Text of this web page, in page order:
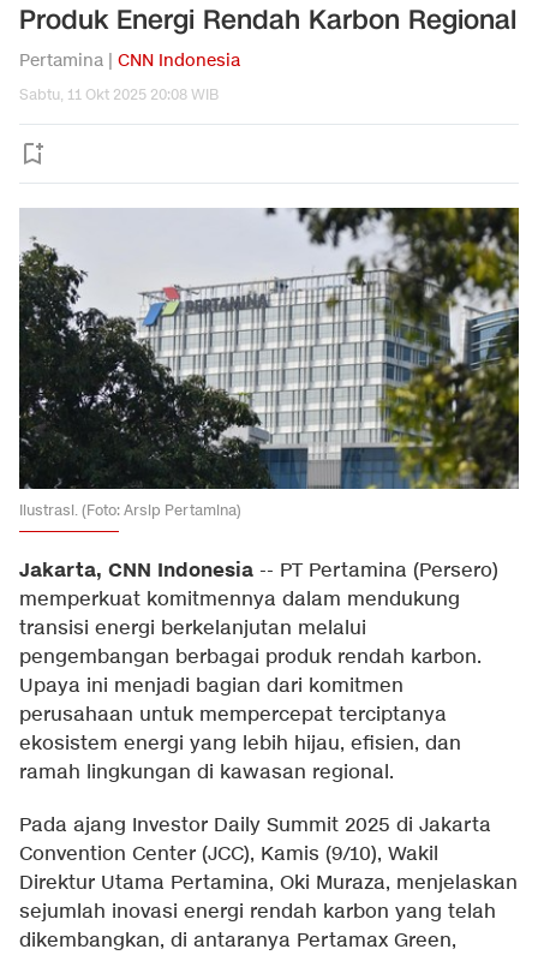
Produk Energi Rendah Karbon Regional
Pertamina | CNN Indonesia
Sabtu, 11 Okt 2025 20:08 WIB
Ilustrasi. (Foto: Arsip Pertamina)
Jakarta, CNN Indonesia -- PT Pertamina (Persero)
memperkuat komitmennya dalam mendukung
transisi energi berkelanjutan melalui
pengembangan berbagai produk rendah karbon.
Upaya ini menjadi bagian dari komitmen
perusahaan untuk mempercepat terciptanya
ekosistem energi yang lebih hijau, efisien, dan
ramah lingkungan di kawasan regional.
Pada ajang Investor Daily Summit 2025 di Jakarta
Convention Center (JCC), Kamis (9/10), Wakil
Direktur Utama Pertamina, Oki Muraza, menjelaskan
sejumlah inovasi energi rendah karbon yang telah
dikembangkan, di antaranya Pertamax Green,